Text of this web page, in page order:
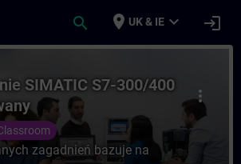
search place UK & IE expand_more login
SIMATIC S7-
more_vert
SIMATIC S7-300/400
zagadnień bazuje na